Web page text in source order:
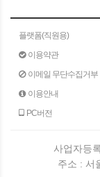
플랫폼(직원용)
이용약관
이메일 무단수집거부
이용안내
PC버전
사업자등
주소 : 서